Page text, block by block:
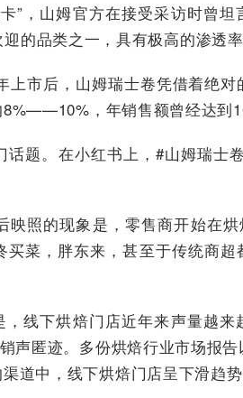
”，山姆官方在接受采访时曾坦
的品类之一，具有极高的渗透率
上市后，山姆瑞士卷凭借着绝对
，年销售额曾经达到
题。在小红书上，#山姆瑞士
照的现象是，零售商开始在烘
菜，胖东来，甚至于传统商超
线下烘焙门店近年来声量越来
声匿迹。多份烘焙行业市场报
道中，线下烘焙门店呈下滑趋势